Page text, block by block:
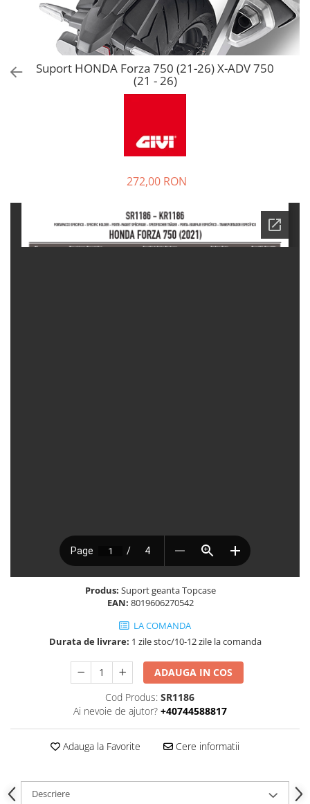
Suport HONDA Forza 750 (21-26) X-ADV 750
(21 - 26)
272,00 RON
Produs: Suport geanta Topcase
EAN: 8019606270542
LA COMANDA
Durata de livrare: 1 zile stoc/10-12 zile la comanda
ADAUGA IN COS
Cod Produs: SR1186
Ai nevoie de ajutor? +40744588817
Adauga la Favorite Cere informatii
Descriere